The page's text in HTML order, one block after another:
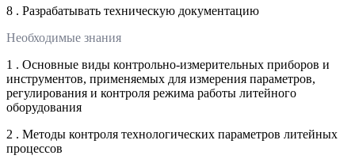
8 . Разрабатывать техническую документацию
Необходимые знания
1 . Основные виды контрольно-измерительных приборов и
инструментов, применяемых для измерения параметров,
регулирования и контроля режима работы литейного
оборудования
2 . Методы контроля технологических параметров литейных
процессов